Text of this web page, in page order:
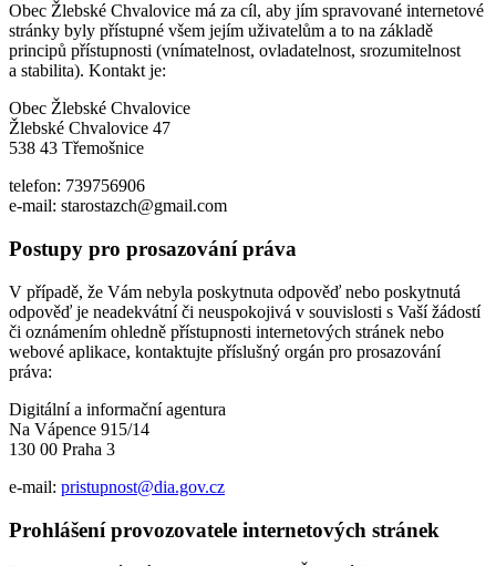
Obec Žlebské Chvalovice má za cíl, aby jím spravované internetové
stránky byly přístupné všem jejím uživatelům a to na základě
principů přístupnosti (vnímatelnost, ovladatelnost, srozumitelnost
a stabilita). Kontakt je:
Obec Žlebské Chvalovice
Žlebské Chvalovice 47
538 43 Třemošnice
telefon: 739756906
e-mail: starostazch@gmail.com
Postupy pro prosazování práva
V případě, že Vám nebyla poskytnuta odpověď nebo poskytnutá
odpověď je neadekvátní či neuspokojivá v souvislosti s Vaší žádostí
či oznámením ohledně přístupnosti internetových stránek nebo
webové aplikace, kontaktujte příslušný orgán pro prosazování
práva:
Digitální a informační agentura
Na Vápence 915/14
130 00 Praha 3
e-mail: pristupnost@dia.gov.cz
Prohlášení provozovatele internetových stránek